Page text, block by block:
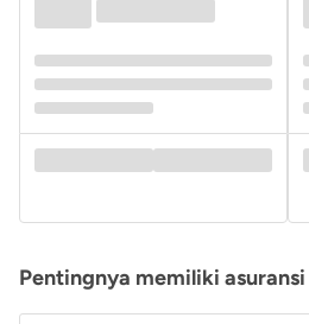
Pentingnya memiliki asuransi